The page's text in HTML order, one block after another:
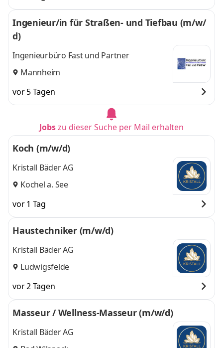
Ingenieur/in für Straßen- und Tiefbau (m/w/
d)
Ingenieurbüro Fast und Partner
Mannheim
vor 5 Tagen
Jobszu dieser Suche per Mail erhalten
Koch (m/w/d)
Kristall Bäder AG
Kochel a. See
vor 1 Tag
Haustechniker (m/w/d)
Kristall Bäder AG
Ludwigsfelde
vor 2 Tagen
Masseur / Wellness-Masseur (m/w/d)
Kristall Bäder AG